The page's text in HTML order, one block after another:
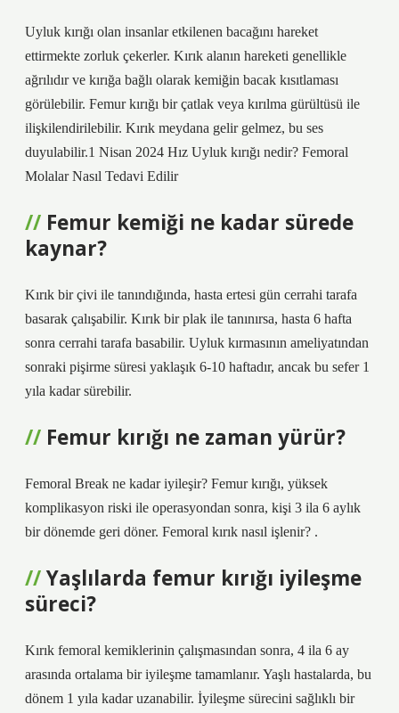
Uyluk kırığı olan insanlar etkilenen bacağını hareket
ettirmekte zorluk çekerler. Kırık alanın hareketi genellikle
ağrılıdır ve kırığa bağlı olarak kemiğin bacak kısıtlaması
görülebilir. Femur kırığı bir çatlak veya kırılma gürültüsü ile
ilişkilendirilebilir. Kırık meydana gelir gelmez, bu ses
duyulabilir.1 Nisan 2024 Hız Uyluk kırığı nedir? Femoral
Molalar Nasıl Tedavi Edilir
Femur kemiği ne kadar sürede
kaynar?
Kırık bir çivi ile tanındığında, hasta ertesi gün cerrahi tarafa
basarak çalışabilir. Kırık bir plak ile tanınırsa, hasta 6 hafta
sonra cerrahi tarafa basabilir. Uyluk kırmasının ameliyatından
sonraki pişirme süresi yaklaşık 6-10 haftadır, ancak bu sefer 1
yıla kadar sürebilir.
Femur kırığı ne zaman yürür?
Femoral Break ne kadar iyileşir? Femur kırığı, yüksek
komplikasyon riski ile operasyondan sonra, kişi 3 ila 6 aylık
bir dönemde geri döner. Femoral kırık nasıl işlenir? .
Yaşlılarda femur kırığı iyileşme
süreci?
Kırık femoral kemiklerinin çalışmasından sonra, 4 ila 6 ay
arasında ortalama bir iyileşme tamamlanır. Yaşlı hastalarda, bu
dönem 1 yıla kadar uzanabilir. İyileşme sürecini sağlıklı bir